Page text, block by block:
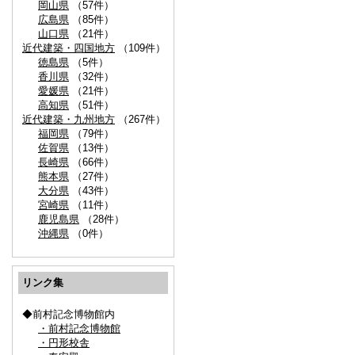
岡山県 （57件）
広島県 （85件）
山口県 （21件）
近代建築・四国地方 （109件）
徳島県 （5件）
香川県 （32件）
愛媛県 （21件）
高知県 （51件）
近代建築・九州地方 （267件）
福岡県 （79件）
佐賀県 （13件）
長崎県 （66件）
熊本県 （27件）
大分県 （43件）
宮崎県 （11件）
鹿児島県 （28件）
沖縄県 （0件）
リンク集
◆前村記念博物館内
・前村記念博物館
・円形校舎